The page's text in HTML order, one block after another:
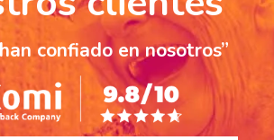
confiado en nosotros”